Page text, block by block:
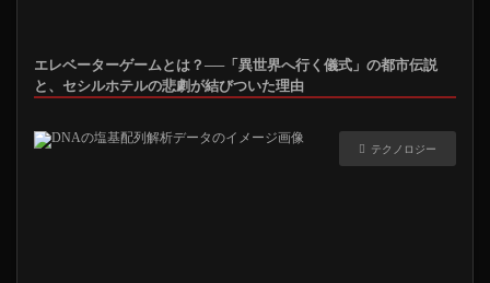
エレベーターゲームとは？──「異世界へ行く儀式」の都市伝説
と、セシルホテルの悲劇が結びついた理由
テクノロジー